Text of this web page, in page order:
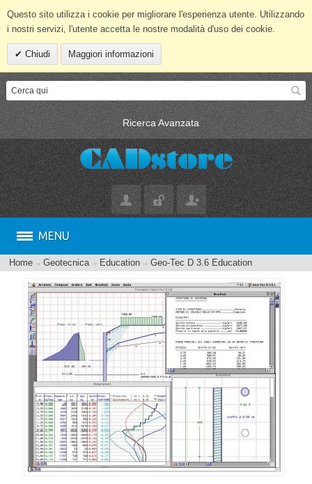
Questo sito utilizza i cookie per migliorare l'esperienza utente. Utilizzando
i nostri servizi, l'utente accetta le nostre modalità d'uso dei cookie.
Chiudi Maggiori informazioni
Ricerca Avanzata
MENU
Home Geotecnica Education Geo-Tec D 3.6 Education